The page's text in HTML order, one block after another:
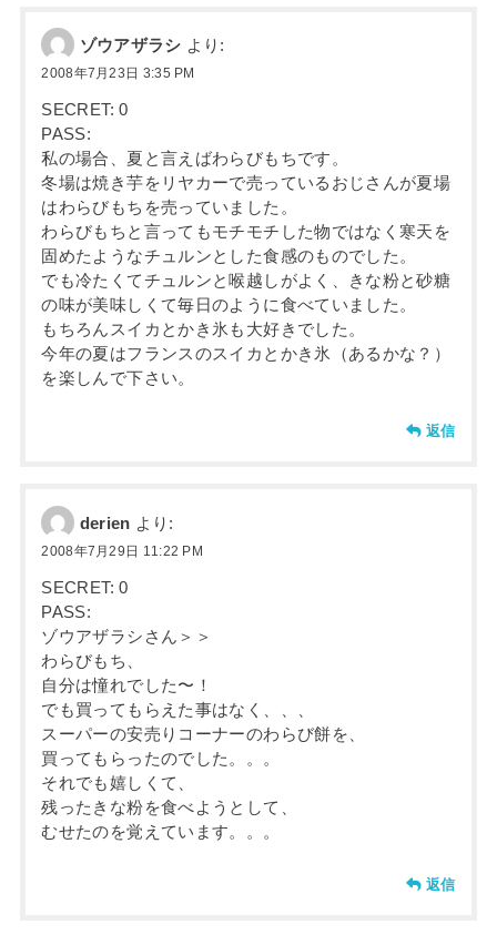
ゾウアザラシ より:
2008年7月23日 3:35 PM
SECRET: 0
PASS:
私の場合、夏と言えばわらびもちです。
冬場は焼き芋をリヤカーで売っているおじさんが夏場
はわらびもちを売っていました。
わらびもちと言ってもモチモチした物ではなく寒天を
固めたようなチュルンとした食感のものでした。
でも冷たくてチュルンと喉越しがよく、きな粉と砂糖
の味が美味しくて毎日のように食べていました。
もちろんスイカとかき氷も大好きでした。
今年の夏はフランスのスイカとかき氷（あるかな？）
を楽しんで下さい。
返信
derien より:
2008年7月29日 11:22 PM
SECRET: 0
PASS:
ゾウアザラシさん＞＞
わらびもち、
自分は憧れでした〜！
でも買ってもらえた事はなく、、、
スーパーの安売りコーナーのわらび餅を、
買ってもらったのでした。。。
それでも嬉しくて、
残ったきな粉を食べようとして、
むせたのを覚えています。。。
返信